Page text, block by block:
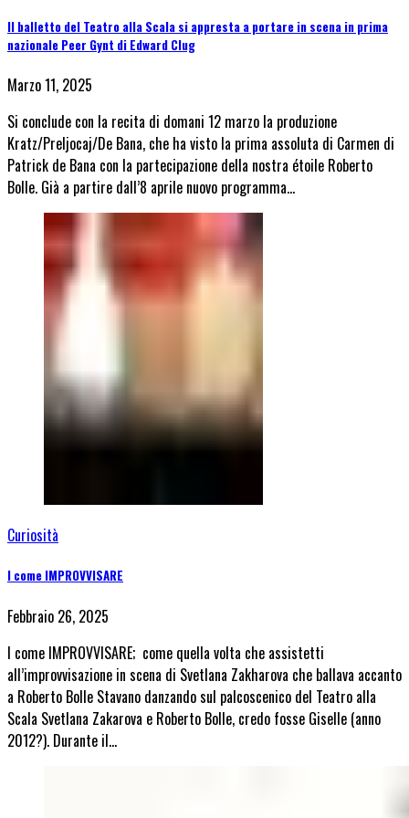
Il balletto del Teatro alla Scala si appresta a portare in scena in prima
nazionale Peer Gynt di Edward Clug
Marzo 11, 2025
Si conclude con la recita di domani 12 marzo la produzione
Kratz/Preljocaj/De Bana, che ha visto la prima assoluta di Carmen di
Patrick de Bana con la partecipazione della nostra étoile Roberto
Bolle. Già a partire dall’8 aprile nuovo programma…
Curiosità
I come IMPROVVISARE
Febbraio 26, 2025
I come IMPROVVISARE; come quella volta che assistetti
all’improvvisazione in scena di Svetlana Zakharova che ballava accanto
a Roberto Bolle Stavano danzando sul palcoscenico del Teatro alla
Scala Svetlana Zakarova e Roberto Bolle, credo fosse Giselle (anno
2012?). Durante il…